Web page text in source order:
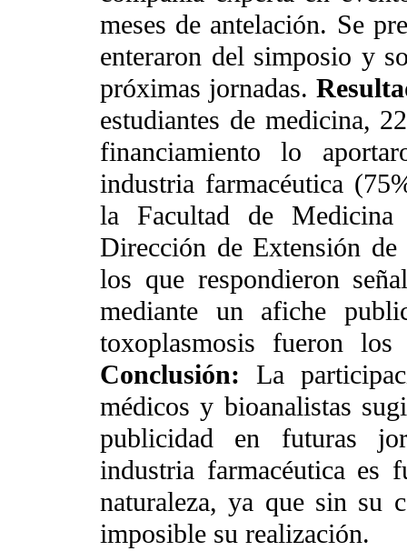
meses de antelación. Se
enteraron del simposio y
próximas jornadas.
estudiantes de medicina,
financiamiento lo
industria farmacéutica
la Facultad de
Dirección de Extensión
los que respondieron
mediante un afiche
toxoplasmosis fueron
Conclusión:La
médicos y bioanalistas
publicidad en futuras
industria farmacéutica es
naturaleza, ya que sin su
imposible su realización.